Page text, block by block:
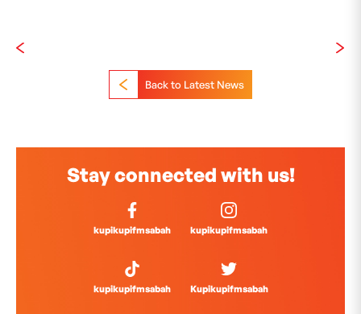
Back to Latest News
Stay connected with us!
kupikupifmsabah kupikupifmsabah
kupikupifmsabah Kupikupifmsabah